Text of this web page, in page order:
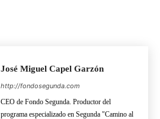
José Miguel Capel Garzón
http://fondosegunda.com
CEO de Fondo Segunda. Productor del
programa especializado en Segunda "Camino al